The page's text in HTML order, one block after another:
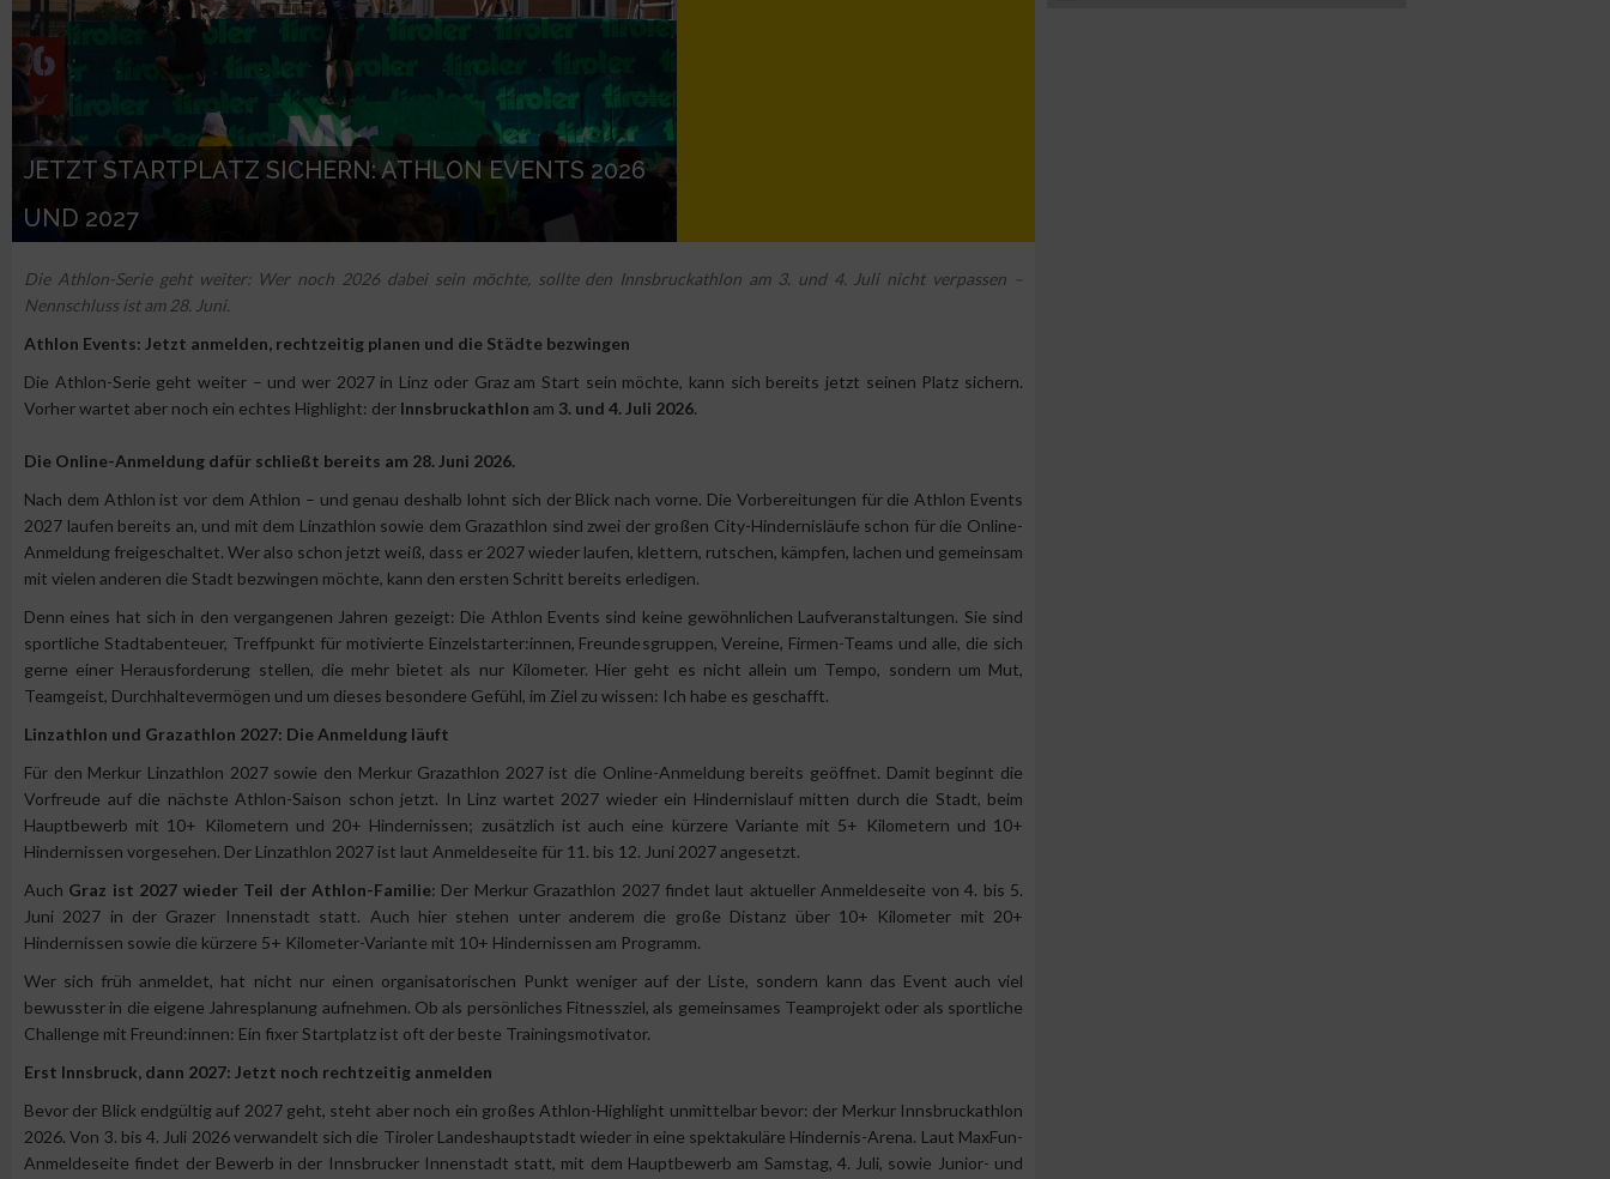
JETZT STARTPLATZ SICHERN: ATHLON EVENTS 2026
UND 2027
Die Athlon-Serie geht weiter: Wer noch 2026 dabei sein möchte, sollte den Innsbruckathlon am 3. und 4. Juli nicht verpassen –
Nennschluss ist am 28. Juni.
Athlon Events: Jetzt anmelden, rechtzeitig planen und die Städte bezwingen
Die Athlon-Serie geht weiter – und wer 2027 in Linz oder Graz am Start sein möchte, kann sich bereits jetzt seinen Platz sichern.
Vorher wartet aber noch ein echtes Highlight: der Innsbruckathlon am 3. und 4. Juli 2026.
Die Online-Anmeldung dafür schließt bereits am 28. Juni 2026.
Nach dem Athlon ist vor dem Athlon – und genau deshalb lohnt sich der Blick nach vorne. Die Vorbereitungen für die Athlon Events
2027 laufen bereits an, und mit dem Linzathlon sowie dem Grazathlon sind zwei der großen City-Hindernisläufe schon für die Online-
Anmeldung freigeschaltet. Wer also schon jetzt weiß, dass er 2027 wieder laufen, klettern, rutschen, kämpfen, lachen und gemeinsam
mit vielen anderen die Stadt bezwingen möchte, kann den ersten Schritt bereits erledigen.
Denn eines hat sich in den vergangenen Jahren gezeigt: Die Athlon Events sind keine gewöhnlichen Laufveranstaltungen. Sie sind
sportliche Stadtabenteuer, Treffpunkt für motivierte Einzelstarter:innen, Freundesgruppen, Vereine, Firmen-Teams und alle, die sich
gerne einer Herausforderung stellen, die mehr bietet als nur Kilometer. Hier geht es nicht allein um Tempo, sondern um Mut,
Teamgeist, Durchhaltevermögen und um dieses besondere Gefühl, im Ziel zu wissen: Ich habe es geschafft.
Linzathlon und Grazathlon 2027: Die Anmeldung läuft
Für den Merkur Linzathlon 2027 sowie den Merkur Grazathlon 2027 ist die Online-Anmeldung bereits geöffnet. Damit beginnt die
Vorfreude auf die nächste Athlon-Saison schon jetzt. In Linz wartet 2027 wieder ein Hindernislauf mitten durch die Stadt, beim
Hauptbewerb mit 10+ Kilometern und 20+ Hindernissen; zusätzlich ist auch eine kürzere Variante mit 5+ Kilometern und 10+
Hindernissen vorgesehen. Der Linzathlon 2027 ist laut Anmeldeseite für 11. bis 12. Juni 2027 angesetzt.
Auch Graz ist 2027 wieder Teil der Athlon-Familie: Der Merkur Grazathlon 2027 findet laut aktueller Anmeldeseite von 4. bis 5.
Juni 2027 in der Grazer Innenstadt statt. Auch hier stehen unter anderem die große Distanz über 10+ Kilometer mit 20+
Hindernissen sowie die kürzere 5+ Kilometer-Variante mit 10+ Hindernissen am Programm.
Wer sich früh anmeldet, hat nicht nur einen organisatorischen Punkt weniger auf der Liste, sondern kann das Event auch viel
bewusster in die eigene Jahresplanung aufnehmen. Ob als persönliches Fitnessziel, als gemeinsames Teamprojekt oder als sportliche
Challenge mit Freund:innen: Ein fixer Startplatz ist oft der beste Trainingsmotivator.
Erst Innsbruck, dann 2027: Jetzt noch rechtzeitig anmelden
Bevor der Blick endgültig auf 2027 geht, steht aber noch ein großes Athlon-Highlight unmittelbar bevor: der Merkur Innsbruckathlon
2026. Von 3. bis 4. Juli 2026 verwandelt sich die Tiroler Landeshauptstadt wieder in eine spektakuläre Hindernis-Arena. Laut MaxFun-
Anmeldeseite findet der Bewerb in der Innsbrucker Innenstadt statt, mit dem Hauptbewerb am Samstag, 4. Juli, sowie Junior- und